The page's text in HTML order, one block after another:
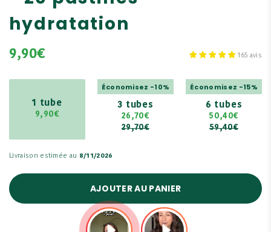
hydratation
9,90€ 165 avis
1 tube
9,90€
3 tubes
Économisez -10%
26,70€
29,70€
6 tubes
Économisez -15%
50,40€
59,40€
Livraison estimée au 8/11/2026
AJOUTER AU PANIER